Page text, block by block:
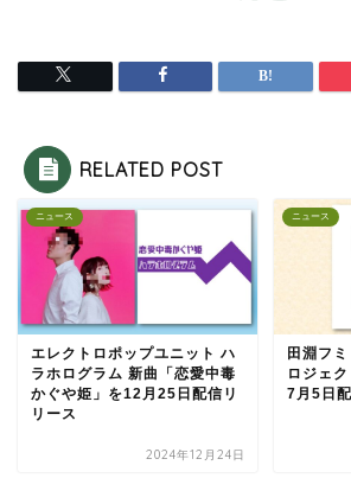
RELATED POST
ニュース
エレクトロポップユニット ハ
ラホログラム 新曲「恋愛中毒
かぐや姫」を12月25日配信リ
リース
2024年12月24日
ニュース
田淵フ
ロジェ
7月5日